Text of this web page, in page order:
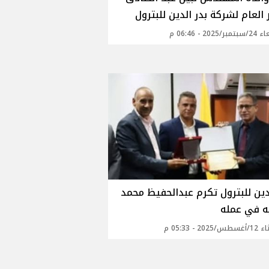
العام لشركة بدر الدين للبترول
2025 - 06:46 م
للبترول تكرم عبدالحفيظ محمد
في عمله
- 05:33 م